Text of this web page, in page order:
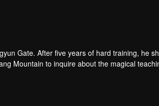
Gate. After five years of hard training, he
Mountain to inquire about the magical
woman Baguio. At the same time, new